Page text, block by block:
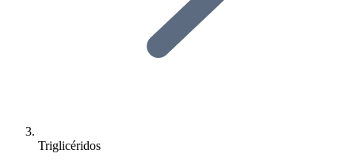
Triglicéridos